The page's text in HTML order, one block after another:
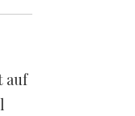
auf